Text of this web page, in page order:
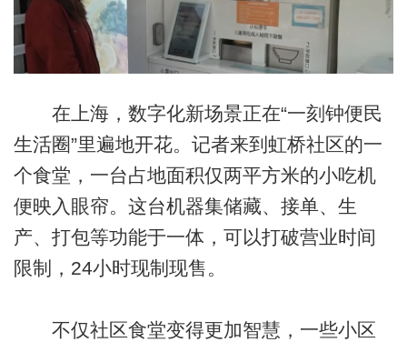
在上海，数字化新场景正在“一刻钟便民
生活圈”里遍地开花。记者来到虹桥社区的一
个食堂，一台占地面积仅两平方米的小吃机
便映入眼帘。这台机器集储藏、接单、生
产、打包等功能于一体，可以打破营业时间
限制，24小时现制现售。
不仅社区食堂变得更加智慧，一些小区